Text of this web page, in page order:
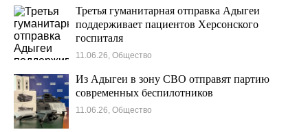
Третья гуманитарная отправка Адыгеи
поддерживает пациентов Херсонского
госпиталя
11.06.26, Общество
Из Адыгеи в зону СВО отправят партию
современных беспилотников
11.06.26, Общество